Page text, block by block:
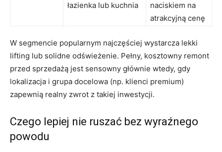
łazienka lub kuchnia
naciskiem na
atrakcyjną cenę
W segmencie popularnym najczęściej wystarcza lekki
lifting lub solidne odświeżenie. Pełny, kosztowny remont
przed sprzedażą jest sensowny głównie wtedy, gdy
lokalizacja i grupa docelowa (np. klienci premium)
zapewnią realny zwrot z takiej inwestycji.
Czego lepiej nie ruszać bez wyraźnego
powodu